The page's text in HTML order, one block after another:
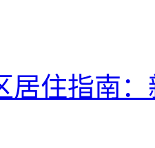
居住指南